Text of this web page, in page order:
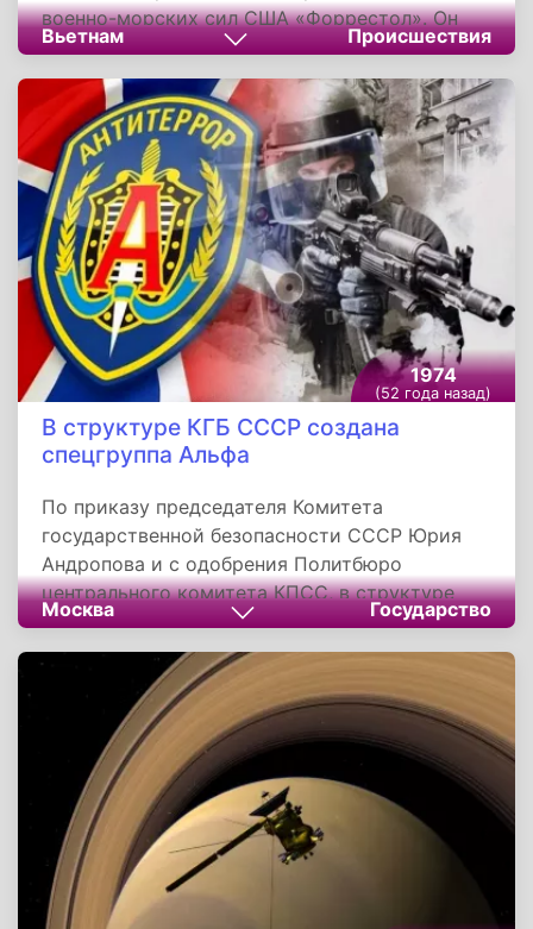
военно-морских сил США «Форрестол». Он
стал одним из самых значительных
инцидентов с американскими кораблями.
Трагедия случилась около 10:50 по местному
времени. По официальному заключению,
возгорание началось после
самопроизвольного пуска неуправляемой
ракеты «Зуни» под действием случайного
броска напряжения в цепях одного из
стоявших на палубе самолетов F-4 «Фантом».
Вьетнам Происшествия
1974
(52 года назад)
В структуре КГБ СССР создана
спецгруппа Альфа
По приказу председателя Комитета
государственной безопасности СССР Юрия
Андропова и с одобрения Политбюро
центрального комитета КПСС, в структуре
Службы охраны дипломатических
представительств 7-го Управления КГБ 29
июля 1974 года была создана элитная
спецгруппа «А», известная впоследствии как
группа «Альфа».
Москва Государство